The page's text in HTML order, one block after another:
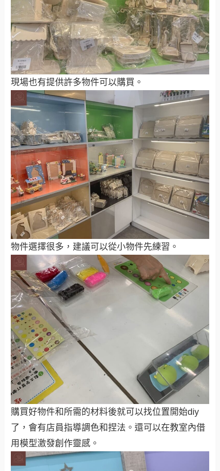
現場也有提供許多物件可以購買。
物件選擇很多，建議可以從小物件先練習。
購買好物件和所需的材料後就可以找位置開始diy
了，會有店員指導調色和捏法。還可以在教室內借
用模型激發創作靈感。